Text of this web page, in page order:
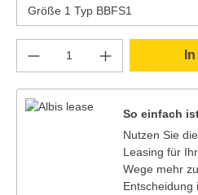
Produkt Anzahl: Gib
So einfach
Nutzen Sie
Leasing für
Wege mehr
Entscheidung